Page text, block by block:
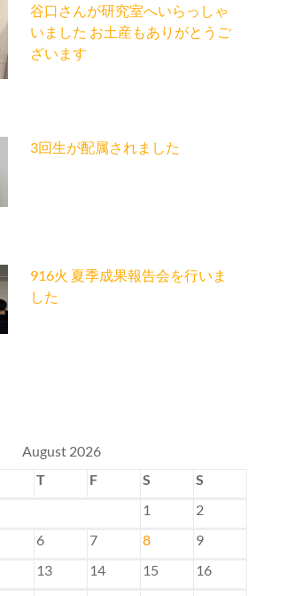
谷口さんが研究室へいらっしゃ
いました お土産もありがとうご
ざいます
3回生が配属されました
916火 夏季成果報告会を行いま
した
August 2026
T F S
S
1
2
6 7 8
9
13 14 15
16